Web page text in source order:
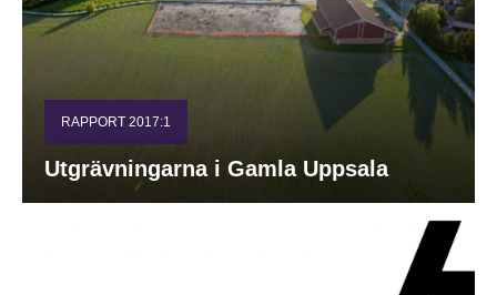
RAPPORT 2017:1
Utgrävningarna i Gamla Uppsala